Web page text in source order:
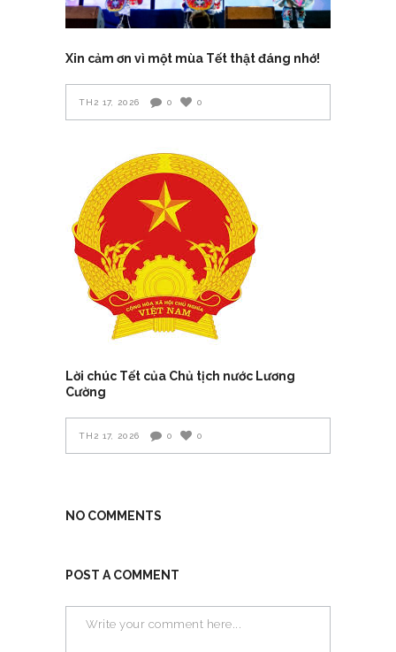
Xin cảm ơn vì một mùa Tết thật đáng nhớ!
TH2 17, 2026 0 0
Lời chúc Tết của Chủ tịch nước Lương
Cường
TH2 17, 2026 0 0
NO COMMENTS
POST A COMMENT